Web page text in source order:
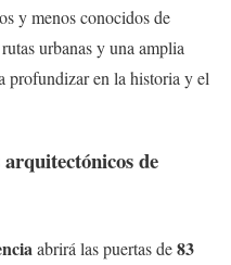
y menos conocidos de
urbanas y una amplia
profundizar en la historia y el
de
abrirá las puertas de83